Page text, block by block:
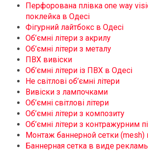
Перфорована плівка one way
поклейка в Одесі
Фігурний лайтбокс в Одесі
Об’ємні літери з акрилу
Об’ємні літери з металу
ПВХ вивіски
Об’ємні літери із ПВХ в Одесі
Не світлові об’ємні літери
Вивіски з лампочками
Об’ємні світлові літери
Об’ємні літери з композиту
Об’ємні літери з контражурним
Монтаж баннерной сетки (mesh)
Баннерная сетка в виде